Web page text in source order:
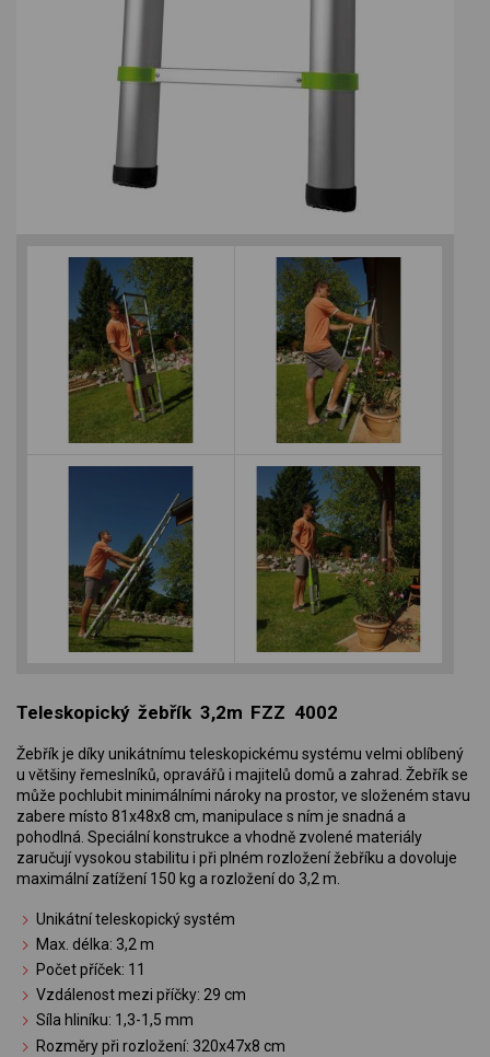
Teleskopický žebřík 3,2m FZZ 4002
Žebřík je díky unikátnímu teleskopickému systému velmi oblíbený
u většiny řemeslníků, opravářů i majitelů domů a zahrad. Žebřík se
může pochlubit minimálními nároky na prostor, ve složeném stavu
zabere místo 81x48x8 cm, manipulace s ním je snadná a
pohodlná. Speciální konstrukce a vhodně zvolené materiály
zaručují vysokou stabilitu i při plném rozložení žebříku a dovoluje
maximální zatížení 150 kg a rozložení do 3,2 m.
Unikátní teleskopický systém
Max. délka: 3,2 m
Počet příček: 11
Vzdálenost mezi příčky: 29 cm
Síla hliníku: 1,3-1,5 mm
Rozměry při rozložení: 320x47x8 cm